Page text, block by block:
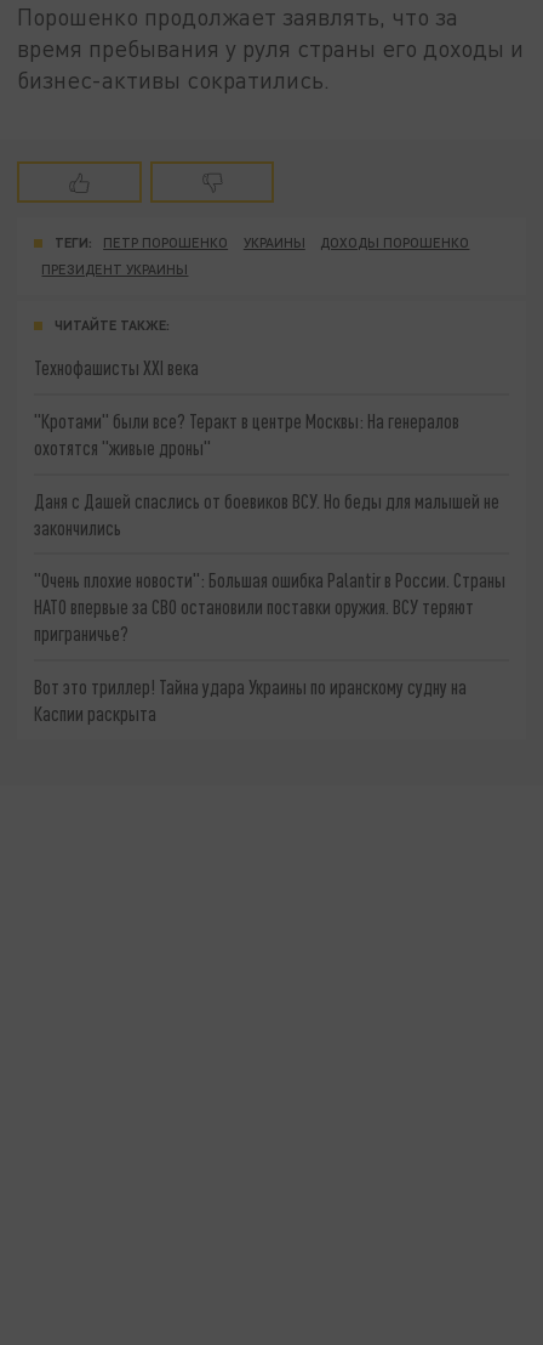
Порошенко продолжает заявлять, что за
время пребывания у руля страны его доходы и
бизнес-активы сократились.
ТЕГИ: ПЕТР ПОРОШЕНКО УКРАИНЫ
ДОХОДЫ ПОРОШЕНКО
ПРЕЗИДЕНТ УКРАИНЫ
ЧИТАЙТЕ ТАКЖЕ:
Технофашисты XXI века
"Кротами" были все? Теракт в центре Москвы: На генералов
охотятся "живые дроны"
Даня с Дашей спаслись от боевиков ВСУ. Но беды для малышей не
закончились
"Очень плохие новости": Большая ошибка Palantir в России. Страны
НАТО впервые за СВО остановили поставки оружия. ВСУ теряют
приграничье?
Вот это триллер! Тайна удара Украины по иранскому судну на
Каспии раскрыта